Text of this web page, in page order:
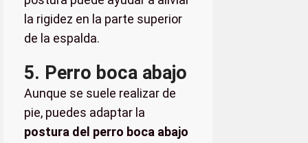
la rigidez en la parte superior
de la espalda.
5. Perro boca abajo
Aunque se suele realizar de
pie, puedes adaptar la
postura del perro boca abajo